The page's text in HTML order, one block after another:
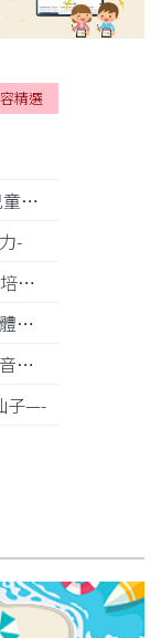
[營隊]📌2026年夏，超人氣國語日報兒童商學院搶先報！
-
[營隊]🖌️書法夏季班：提升文字美感，培養專注力—
[營隊]️🏓桌球夏季班：強健體魄、增強體能---
[營隊]🎵️音樂班個別班、團體班：走入音樂世界-
子—-
精選